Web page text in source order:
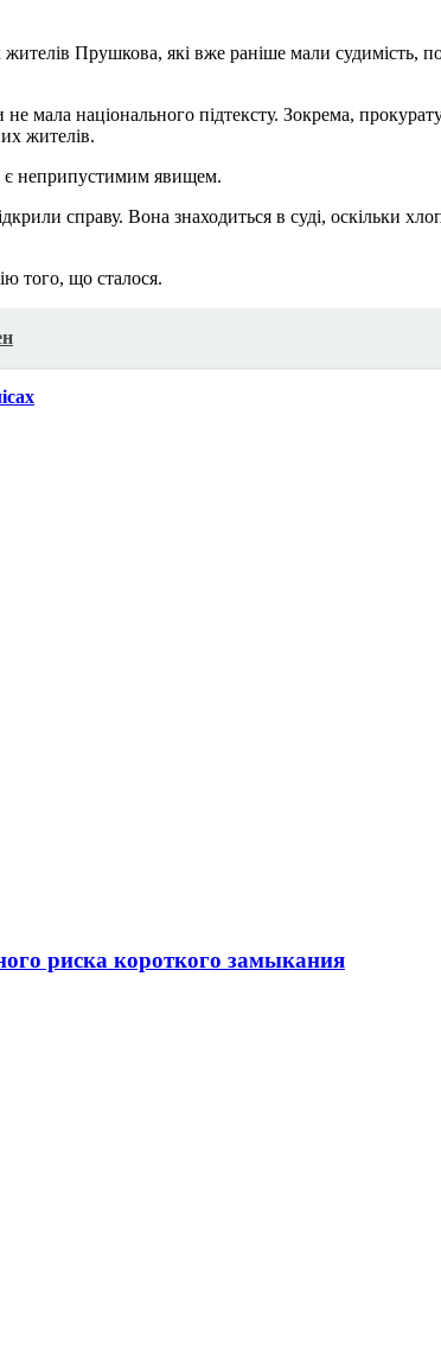
Прушкова, які вже раніше мали судимість,
мала національного підтексту. Зокрема,
жителів.
є неприпустимим явищем.
справу. Вона знаходиться в суді, оскільки
того, що сталося.
риска короткого замыкания